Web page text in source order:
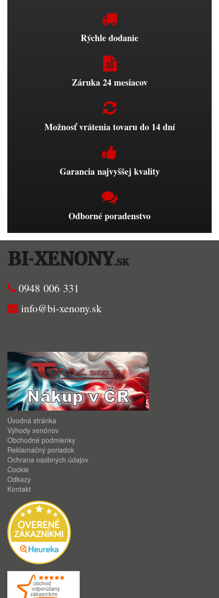
Rýchle dodanie
Záruka 24 mesiacov
Možnosť vrátenia tovaru do 14 dní
Garancia najvyššej kvality
Odborné poradenstvo
0948 006 331
info@bi-xenony.sk
Úvodná stránka
Výhody xenónov
Obchodné podmienky
Reklamačný poriadok
Ochrana osobných údajov
Cookie
Odkazy
Kontakt